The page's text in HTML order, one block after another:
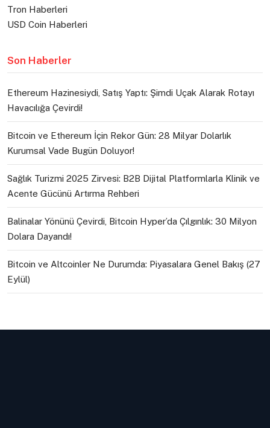
Tron Haberleri
USD Coin Haberleri
Son Haberler
Ethereum Hazinesiydi, Satış Yaptı: Şimdi Uçak Alarak Rotayı
Havacılığa Çevirdi!
Bitcoin ve Ethereum İçin Rekor Gün: 28 Milyar Dolarlık
Kurumsal Vade Bugün Doluyor!
Sağlık Turizmi 2025 Zirvesi: B2B Dijital Platformlarla Klinik ve
Acente Gücünü Artırma Rehberi
Balinalar Yönünü Çevirdi, Bitcoin Hyper’da Çılgınlık: 30 Milyon
Dolara Dayandı!
Bitcoin ve Altcoinler Ne Durumda: Piyasalara Genel Bakış (27
Eylül)